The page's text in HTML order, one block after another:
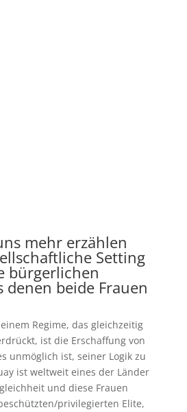
mehr erzählen
Setting
bürgerlichen
denen beide Frauen
Regime, das gleichzeitig
ist die Erschaffung von
unmöglich ist, seiner Logik zu
ist weltweit eines der Länder
und diese Frauen
privilegierten Elite,